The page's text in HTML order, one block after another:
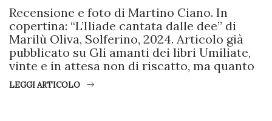
Recensione e foto di Martino Ciano. In
copertina: “L’Iliade cantata dalle dee” di
Marilù Oliva, Solferino, 2024. Articolo già
pubblicato su Gli amanti dei libri Umiliate,
vinte e in attesa non di riscatto, ma quanto
LEGGI ARTICOLO